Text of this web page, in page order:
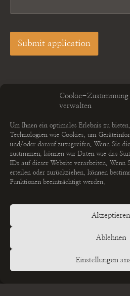
Cookie-Zustimmung
verwalten
Um Ihnen ein optimales Erlebnis zu
Technologien wie Cookies, um
und/oder darauf zuzugreifen. Wenn Sie
zustimmen, können wir Daten wie das
IDs auf dieser Website verarbeiten. Wenn
erteilen oder zurückziehen, können
Funktionen beeinträchtigt werden.
Akzeptieren
Ablehnen
Einstellungen
Submit application